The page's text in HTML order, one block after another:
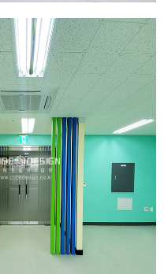
어